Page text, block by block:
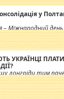
у
– Міжнародний
УКРАЇНЦІ
лонгріди тим
Обурюють
стипендіального
ще одна